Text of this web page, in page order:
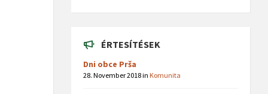
ÉRTESÍTÉSEK
Dni obce Prša
28. November 2018inKomunita